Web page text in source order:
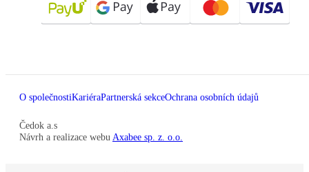
O společnostiKariéraPartnerská sekceOchrana osobních údajů
Čedok a.s
Návrh a realizace webu Axabee sp. z. o.o.